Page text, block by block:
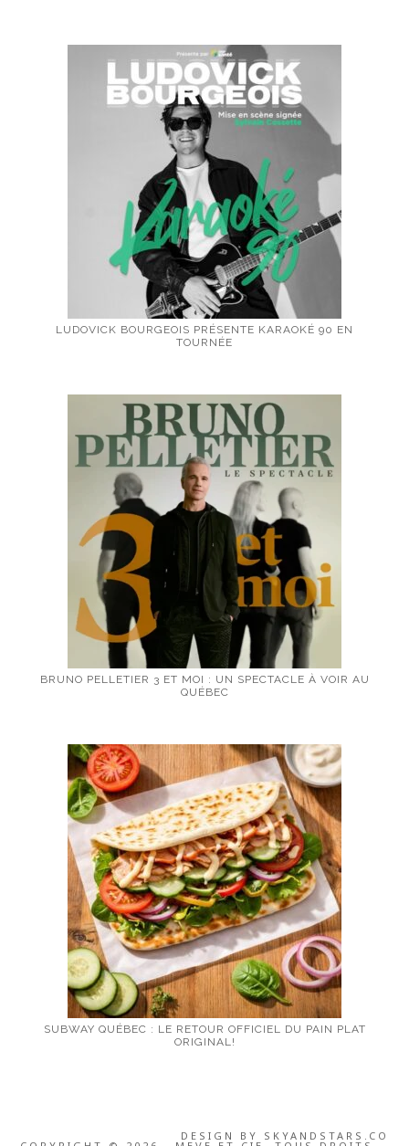
LUDOVICK BOURGEOIS PRÉSENTE KARAOKÉ 90 EN
TOURNÉE
BRUNO PELLETIER 3 ET MOI : UN SPECTACLE À VOIR AU
QUÉBEC
SUBWAY QUÉBEC : LE RETOUR OFFICIEL DU PAIN PLAT
ORIGINAL!
DESIGN BY SKYANDSTARS.CO